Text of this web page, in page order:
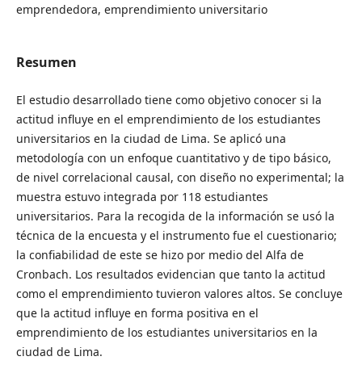
emprendedora, emprendimiento universitario
Resumen
El estudio desarrollado tiene como objetivo conocer si la
actitud influye en el emprendimiento de los estudiantes
universitarios en la ciudad de Lima. Se aplicó una
metodología con un enfoque cuantitativo y de tipo básico,
de nivel correlacional causal, con diseño no experimental; la
muestra estuvo integrada por 118 estudiantes
universitarios. Para la recogida de la información se usó la
técnica de la encuesta y el instrumento fue el cuestionario;
la confiabilidad de este se hizo por medio del Alfa de
Cronbach. Los resultados evidencian que tanto la actitud
como el emprendimiento tuvieron valores altos. Se concluye
que la actitud influye en forma positiva en el
emprendimiento de los estudiantes universitarios en la
ciudad de Lima.